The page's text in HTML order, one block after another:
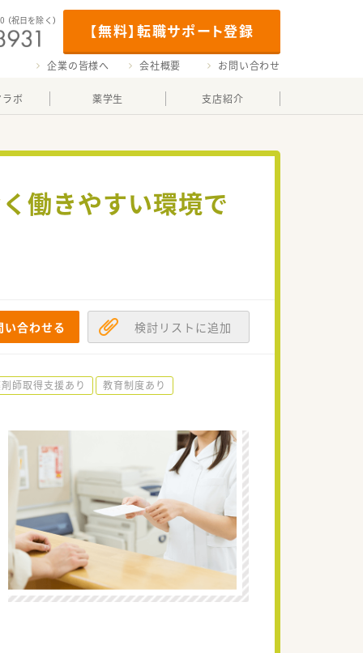
【無料】転職サポート登録
（祝日を除く）
企業の皆様へ 会社概要 お問い合わせ
ボ 薬学生 支店紹介
働きやすい環境で
い合わせる 検討リストに追加
師取得支援あり
教育制度あり